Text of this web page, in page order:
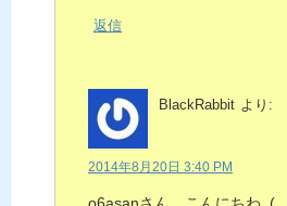
返信
BlackRabbit より:
2014年8月20日 3:40 PM